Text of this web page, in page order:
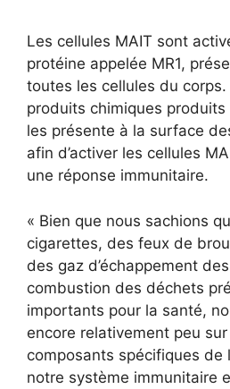
Les cellules MAIT sont
protéine appelée MR1,
toutes les cellules du corps.
produits chimiques
les présente à la surface
afin d’activer les cellules
une réponse immunitaire.
« Bien que nous sachions
cigarettes, des feux de
des gaz d’échappement
combustion des déchets
importants pour la santé,
encore relativement peu
composants spécifiques
notre système immunitaire